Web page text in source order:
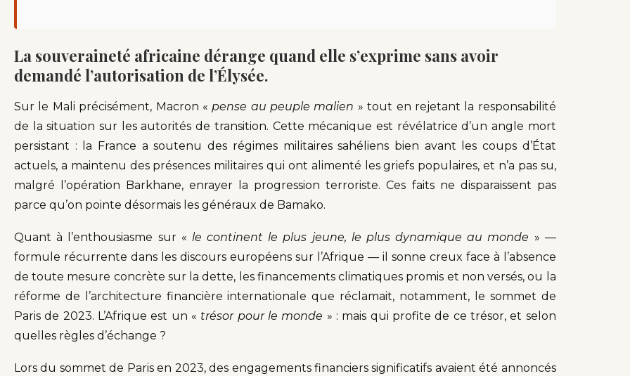
La souveraineté africaine dérange quand elle s’exprime sans avoir
demandé l’autorisation de l’Élysée.
Sur le Mali précisément, Macron «pense au peuple malien » tout en rejetant la responsabilité
de la situation sur les autorités de transition. Cette mécanique est révélatrice d’un angle mort
persistant : la France a soutenu des régimes militaires sahéliens bien avant les coups d’État
actuels, a maintenu des présences militaires qui ont alimenté les griefs populaires, et n’a pas su,
malgré l’opération Barkhane, enrayer la progression terroriste. Ces faits ne disparaissent pas
parce qu’on pointe désormais les généraux de Bamako.
Quant à l’enthousiasme sur « le continent le plus jeune, le plus dynamique au monde » —
formule récurrente dans les discours européens sur l’Afrique — il sonne creux face à l’absence
de toute mesure concrète sur la dette, les financements climatiques promis et non versés, ou la
réforme de l’architecture financière internationale que réclamait, notamment, le sommet de
Paris de 2023. L’Afrique est un « trésor pour le monde » : mais qui profite de ce trésor, et selon
quelles règles d’échange ?
Lors du sommet de Paris en 2023, des engagements financiers significatifs avaient été annoncés